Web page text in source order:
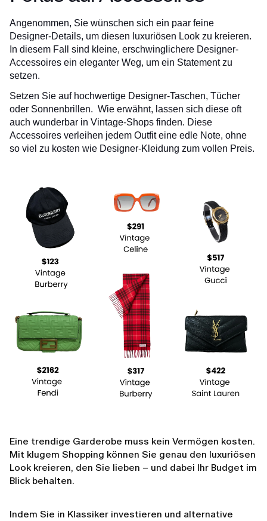
Angenommen, Sie wünschen sich ein paar feine
Designer-Details, um diesen luxuriösen Look zu kreieren.
In diesem Fall sind kleine, erschwinglichere Designer-
Accessoires ein eleganter Weg, um ein Statement zu
setzen.
Setzen Sie auf hochwertige Designer-Taschen, Tücher
oder Sonnenbrillen. Wie erwähnt, lassen sich diese oft
auch wunderbar in Vintage-Shops finden. Diese
Accessoires verleihen jedem Outfit eine edle Note, ohne
so viel zu kosten wie Designer-Kleidung zum vollen Preis.
Eine trendige Garderobe muss kein Vermögen kosten.
Mit klugem Shopping können Sie genau den luxuriösen
Look kreieren, den Sie lieben – und dabei Ihr Budget im
Blick behalten.
Indem Sie in Klassiker investieren und alternative